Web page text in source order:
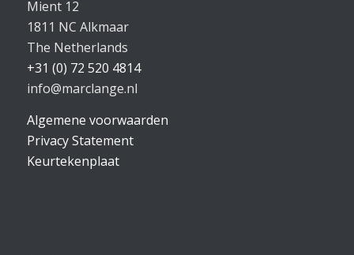
Mient 12
1811 NC Alkmaar
The Netherlands
+31 (0) 72 520 4814
info@marclange.nl
Algemene voorwaarden
Privacy Statement
Keurtekenplaat